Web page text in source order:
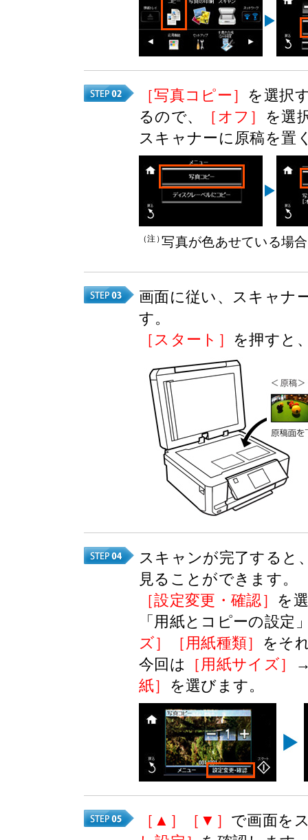
［写真コピー］ を選択
るので、
［オフ］ を選
スキャナーに原稿を置
（注）写真が色あせている場
画面に従い、スキャナ
す。
［スタート］ を押すと
スキャンが完了すると
見ることができます。
［設定変更・確認］ を
「用紙とコピーの設定
ズ］［用紙種類］ をそ
今回は
［用紙サイズ］
紙］ を選びます。
［▲］［▼］ で画面を